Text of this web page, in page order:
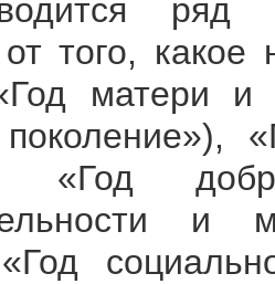
ряд
того,
матери и
«Год
и